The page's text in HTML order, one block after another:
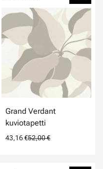
Grand Verdant
kuviotapetti
43,16 €52,00 €